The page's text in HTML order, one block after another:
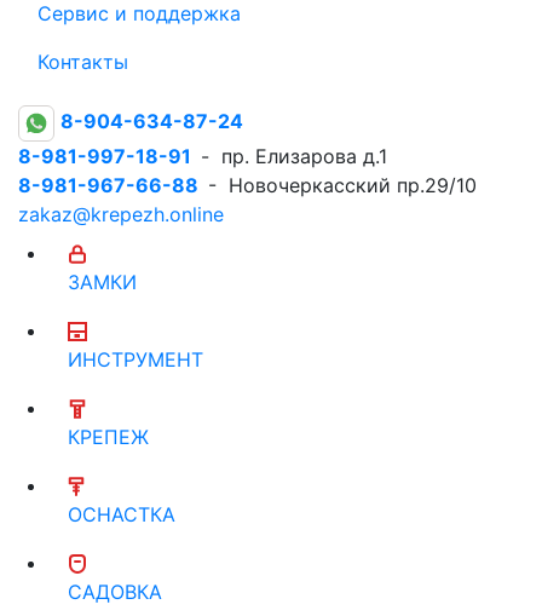
Сервис и поддержка
Контакты
8-904-634-87-24
8-981-997-18-91 - пр. Елизарова д.1
8-981-967-66-88 - Новочеркасский пр.29/10
zakaz@krepezh.online
ЗАМКИ
ИНСТРУМЕНТ
КРЕПЕЖ
ОСНАСТКА
САДОВКА